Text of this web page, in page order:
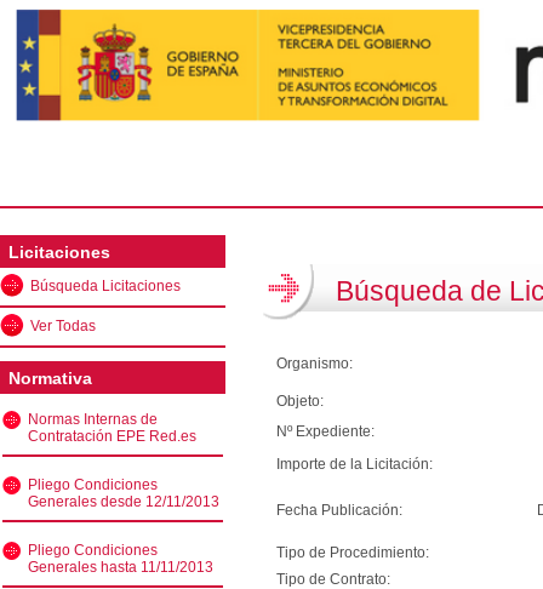
Licitaciones
Búsqueda Licitaciones
Ver Todas
Normativa
Normas Internas de
Contratación EPE Red.es
Pliego Condiciones
Generales desde 12/11/2013
Pliego Condiciones
Generales hasta 11/11/2013
Búsqueda de
Organismo:
Objeto:
Nº Expediente:
Importe de la Licitación:
Fecha Publicación:
Tipo de Procedimiento:
Tipo de Contrato: